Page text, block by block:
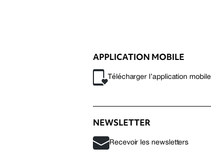
APPLICATION MOBILE
Télécharger l’application mobile
NEWSLETTER
Recevoir les newsletters